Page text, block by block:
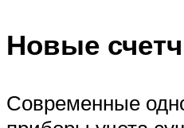
Новые
Современные